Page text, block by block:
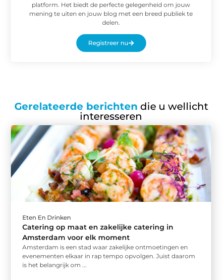
platform. Het biedt de perfecte gelegenheid om jouw
mening te uiten en jouw blog met een breed publiek te
delen.
Registreer nu
Gerelateerde berichten die u wellicht
interesseren
Eten En Drinken
Catering op maat en zakelijke catering in
Amsterdam voor elk moment
Amsterdam is een stad waar zakelijke ontmoetingen en
evenementen elkaar in rap tempo opvolgen. Juist daarom
is het belangrijk om ...